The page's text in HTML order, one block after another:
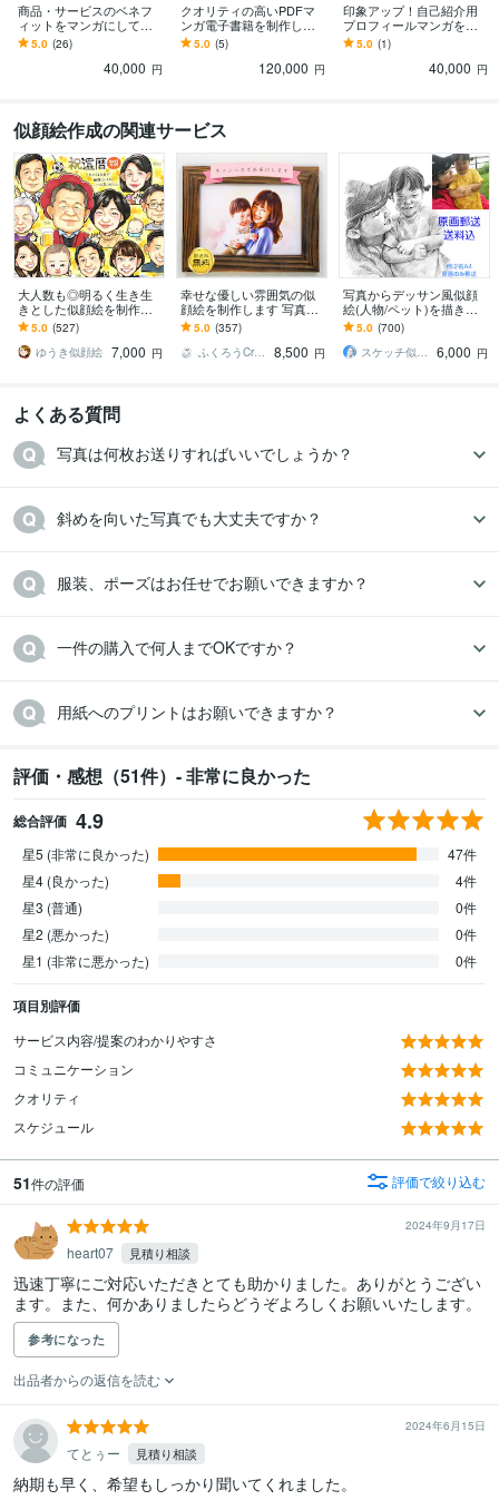
商品・サービスのベネフ
ィットをマンガにして伝
えます マンガの持つ効果
であなたの商品・サービ
スをプロモーション！
5.0 (26)
40,000 円
クオリティの高いPDFマ
ンガ電子書籍を制作しま
す 資料や特典用のプロモ
ーションマンガ電子書籍
(PDF)を制作！
5.0 (5)
120,000 円
印象アップ！自己紹介用
プロフィールマンガを描
きます 自身の印象を強く
伝えたい！マンガで自己
紹介してみませんか？
5.0 (1)
40,000 円
似顔絵作成の関連サービス
大人数も◎明るく生き生
きとした似顔絵を制作し
ます ✦送料込み✦長寿祝
い、記念日、プレゼン
ト、ご自宅用に♪
5.0 (527)
ゆうき似顔絵 7,000 円
幸せな優しい雰囲気の似
顔絵を制作します 写真以
上の輝きで、心に響くア
ートを
5.0 (357)
ふくろうCreate
8,500 円
写真からデッサン風似顔
絵(人物/ペット)を描きま
す リアルな鉛筆画・パス
テル着色・写真組み合わ
せ・原画郵送
5.0 (700)
スケッチ似顔絵あみち
6,000 円
よくある質問
写真は何枚お送りすればいいでしょうか？
斜めを向いた写真でも大丈夫ですか？
服装、ポーズはお任せでお願いできますか？
一件の購入で何人までOKですか？
用紙へのプリントはお願いできますか？
評価・感想（51件）- 非常に良かった
総合評価 4.9
星5 (非常に良かった)
47件
星4 (良かった)
4件
星3 (普通)
0件
星2 (悪かった)
0件
星1 (非常に悪かった)
0件
項目別評価
サービス内容/提案のわかりやすさ
コミュニケーション
クオリティ
スケジュール
51件の評価 評価で絞り込む
2024年9月17日
heart07 見積り相談
迅速丁寧にご対応いただきとても助かりました。ありがとうござい
ます。また、何かありましたらどうぞよろしくお願いいたします。
参考になった
出品者からの返信を読む
2024年6月15日
てとぅー 見積り相談
納期も早く、希望もしっかり聞いてくれました。